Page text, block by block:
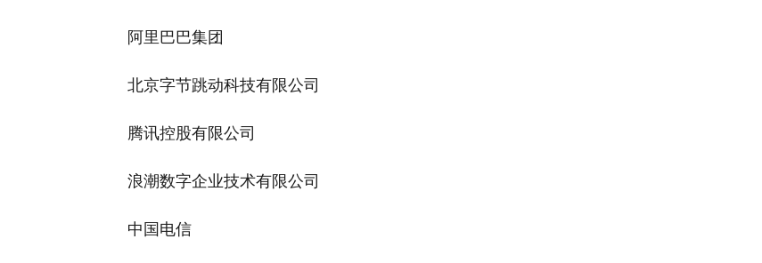
阿里巴巴集团
北京字节跳动科技有限公司
腾讯控股有限公司
浪潮数字企业技术有限公司
中国电信